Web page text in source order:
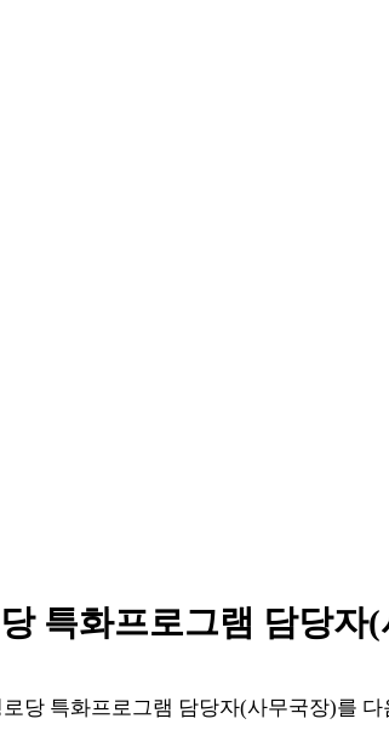
특화프로그램 담당자(
로당 특화프로그램 담당자(사무국장)를 다